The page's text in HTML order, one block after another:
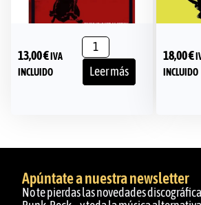
13,00€ IVA
INCLUIDO
Leer más
18,00€
INCLUIDO
Apúntate a nuestra newsletter
No te pierdas las novedades